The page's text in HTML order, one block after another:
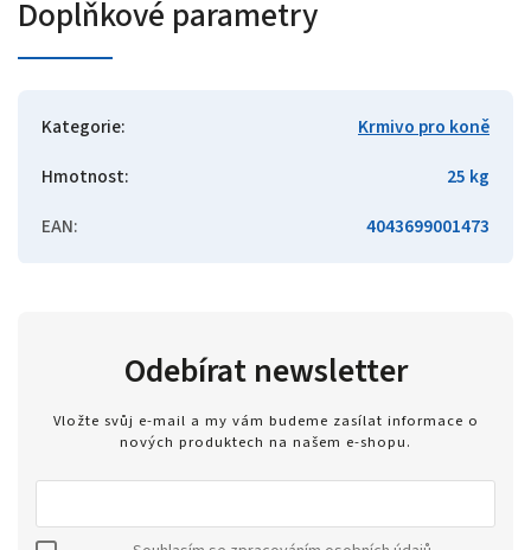
Doplňkové parametry
Kategorie:
Krmivo pro koně
Hmotnost:
25 kg
EAN: 4043699001473
Odebírat newsletter
Vložte svůj e-mail a my vám budeme zasílat informace o
nových produktech na našem e-shopu.